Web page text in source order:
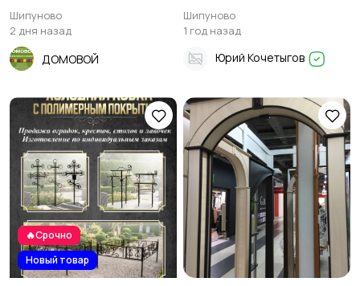
ШИПУНОВО
Шипуново
2 дня назад
ДОМОВОЙ
пчеловода
Шипуново
1 год назад
Юрий Кочетыгов
🔥Срочно
Новый товар